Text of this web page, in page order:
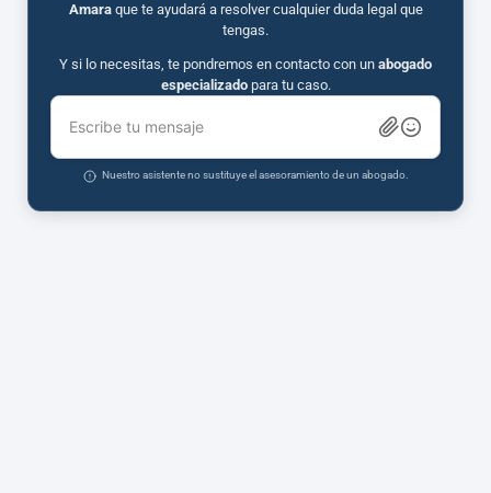
Amaraque te ayudará a resolver cualquier duda legal que
tengas.
Y si lo necesitas, te pondremos en contacto con un abogado
especializadopara tu caso.
Escribe tu mensaje
Nuestro asistente no sustituye el asesoramiento de un abogado.